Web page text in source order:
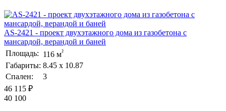
AS-2421 - проект двухэтажного дома из газобетона с
мансардой, верандой и баней
Площадь: 116 м²
Габариты: 8.45 х 10.87
Спален:
3
46 115 ₽
40 100